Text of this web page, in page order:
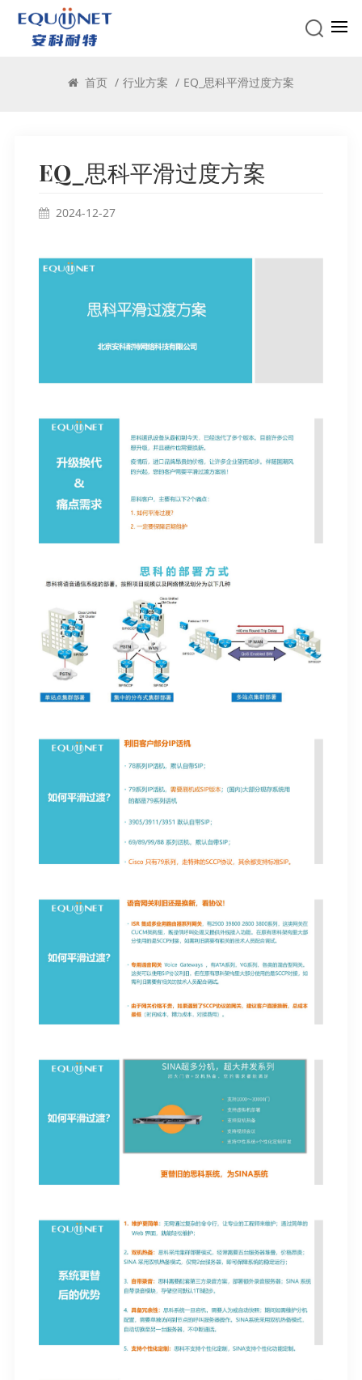
首页 / 行业方案 / EQ_思科平滑过度方案
EQ_思科平滑过度方案
2024-12-27